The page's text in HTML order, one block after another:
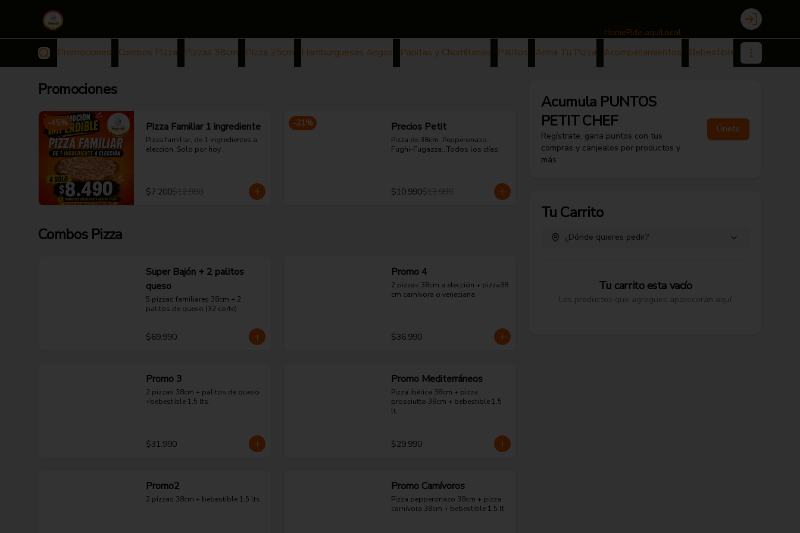
HomePide aquíLocal
Login
Promociones Combos Pizza Pizzas 38cm Pizza 25cm Hamburguesas Angus Papitas y Chorrillanas Palitos Arma Tu Pizza Acompañamientos Bebestibles Postres
Promociones
-45% Pizza Familiar 1 ingrediente
Pizza familiar, de 1 ingredientes a
eleccion. Solo por hoy.
$7.200$12.990
-21% Precios Petit
Pizza de 38cm. Pepperonazo-
Fughi-Fugazza...Todos los días.
$10.990$13.990
Combos Pizza
Super Bajón + 2 palitos
queso
5 pizzas familiares 38cm + 2
palitos de queso (32 corte)
$69.990
Promo 4
2 pizzas 38cm a elección + pizza38
cm carnívora o veneciana.
$36.990
Promo 3
2 pizzas 38cm + palitos de queso
+bebestible 1.5 lts.
$31.990
Promo Mediterráneos
Pizza ibérica 38cm + pizza
prosciutto 38cm + bebestible 1.5
lt.
$29.990
Promo2
2 pizzas 38cm + bebestible 1.5 lts.
Promo Carnívoros
Pizza pepperonazo 38cm + pizza
carnívora 38cm + bebestible 1.5 lt.
Acumula PUNTOS
PETIT CHEF
Regístrate, gana puntos con tus
compras y canjealos por productos y
más
Únete
Tu Carrito
¿Dónde quieres pedir?
Tu carrito esta vacío
Los productos que agregues aparecerán aquí